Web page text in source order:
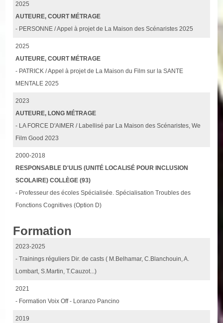
2025
AUTEURE, COURT MÉTRAGE
- PERSONNE / Appel à projet de La Maison des Scénaristes 2025
2025
AUTEURE, COURT MÉTRAGE
- PATRICK / Appel à projet de La Maison du Film sur la SANTE
MENTALE 2025
2023
AUTEURE, LONG MÉTRAGE
- LA FORCE D'AIMER / Labellisé par La Maison des Scénaristes, We
Film Good 2023
2000-2018
RESPONSABLE D'ULIS (UNITÉ LOCALISÉ POUR INCLUSION
SCOLAIRE) COLLÈGE (93)
- Professeur des écoles Spécialisée. Spécialisation Troubles des
Fonctions Cognitives (Option D)
Formation
2023-2025
- Trainings réguliers Dir. de casts ( M.Belhamar, C.Blanchouin, A.
Lombart, S.Martin, T.Cauzot...)
2021
- Formation Voix Off - Loranzo Pancino
2019